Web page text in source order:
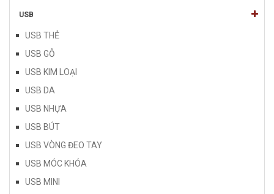
USB
USB THẺ
USB GỖ
USB KIM LOẠI
USB DA
USB NHỰA
USB BÚT
USB VÒNG ĐEO TAY
USB MÓC KHÓA
USB MINI